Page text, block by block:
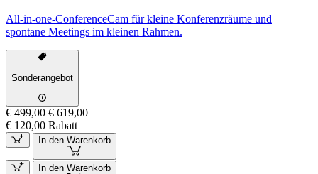
All-in-one-ConferenceCam für kleine Konferenzräume und
spontane Meetings im kleinen Rahmen.
Sonderangebot
€ 499,00 € 619,00
€ 120,00 Rabatt
In den Warenkorb
In den Warenkorb